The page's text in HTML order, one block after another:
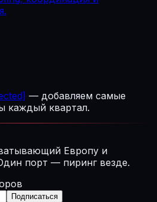
— добавляем самые
каждый квартал.
Европу и
порт — пиринг везде.
Подписаться